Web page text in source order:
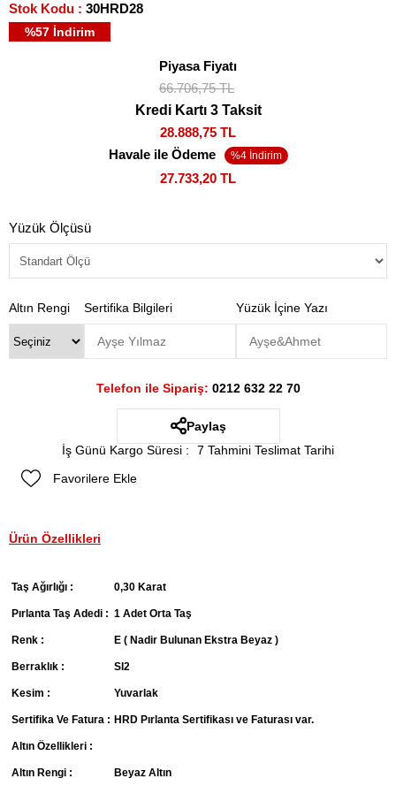
Stok Kodu
30HRD28
%57 İndirim
Piyasa Fiyatı
66.706,75 TL
Kredi Kartı 3 Taksit
28.888,75 TL
Havale ile Ödeme
27.733,20 TL
Yüzük Ölçüsü
Altın Rengi Sertifika Bilgileri Yüzük İçine Yazı
Telefon ile Sipariş: 0212 632 22 70
Paylaş
İş Günü Kargo Süresi :
7 Tahmini Teslimat Tarihi
Favorilere Ekle
Ürün Özellikleri
Taş Ağırlığı : 0,30 Karat
Pırlanta Taş Adedi : 1 Adet Orta Taş
Renk : E ( Nadir Bulunan Ekstra Beyaz )
Berraklık : SI2
Kesim : Yuvarlak
Sertifika Ve Fatura : HRD Pırlanta Sertifikası ve Faturası var.
Altın Özellikleri :
Altın Rengi : Beyaz Altın